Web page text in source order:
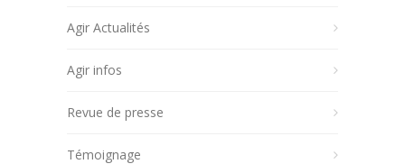
Agir Actualités
Agir infos
Revue de presse
Témoignage